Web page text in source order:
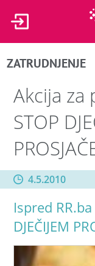
ZATRUDNJENJE
Akcija za
STOP
4.5.2010
Ispred
DJEČIJEM